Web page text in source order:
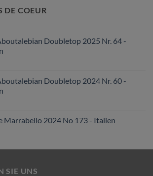
DE COEUR
Doubletop 2025 Nr. 64 -
Doubletop 2024 Nr. 60 -
Marrabello 2024 No 173 - Italien
SIE UNS